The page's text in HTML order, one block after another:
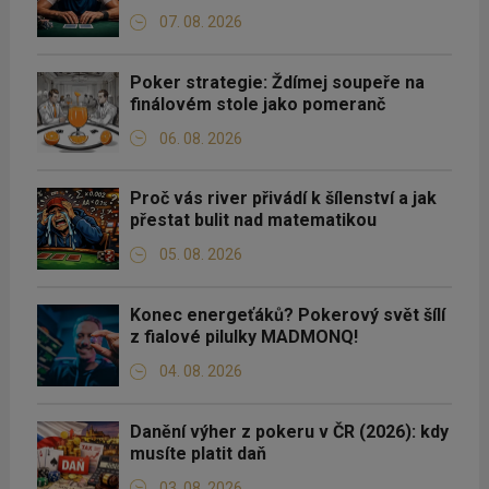
07. 08. 2026
Poker strategie: Ždímej soupeře na
finálovém stole jako pomeranč
06. 08. 2026
Proč vás river přivádí k šílenství a jak
přestat bulit nad matematikou
05. 08. 2026
Konec energeťáků? Pokerový svět šílí
z fialové pilulky MADMONQ!
04. 08. 2026
Danění výher z pokeru v ČR (2026): kdy
musíte platit daň